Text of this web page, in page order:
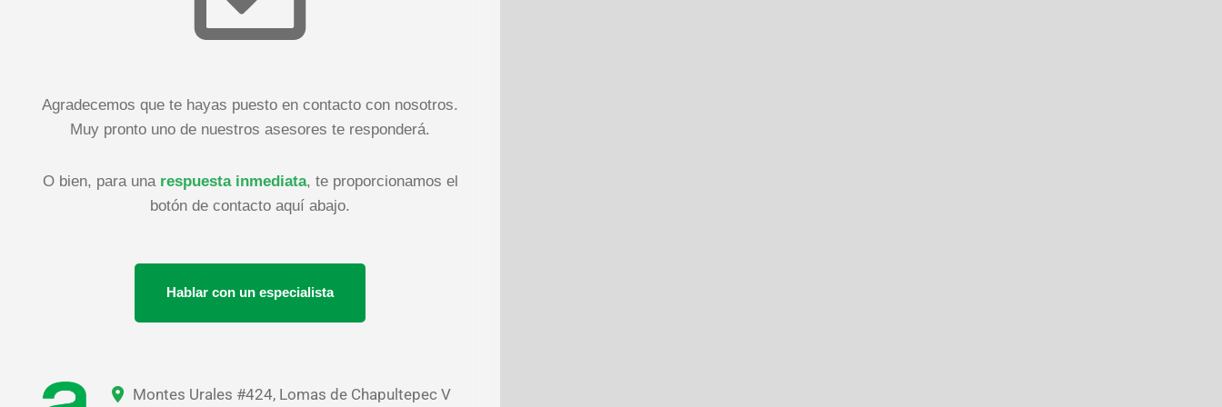
Agradecemos que te hayas puesto en contacto con nosotros.
Muy pronto uno de nuestros asesores te responderá.
O bien, para una respuesta inmediata, te proporcionamos el
botón de contacto aquí abajo.
Hablar con un especialista
Montes Urales #424, Lomas de Chapultepec V